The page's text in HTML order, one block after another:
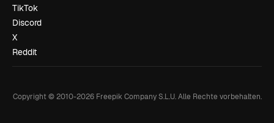
TikTok
Discord
X
Reddit
Copyright © 2010-2026Freepik Company S.L.U. Alle Rechte vorbehalten.